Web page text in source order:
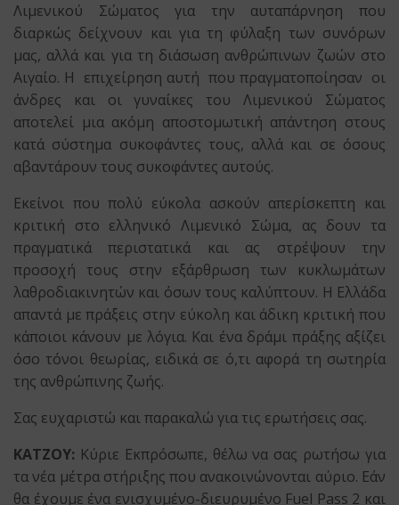
Λιμενικού Σώματος για την αυταπάρνηση που
διαρκώς δείχνουν και για τη φύλαξη των συνόρων
μας, αλλά και για τη διάσωση ανθρώπινων ζωών στο
Αιγαίο. Η επιχείρηση αυτή που πραγματοποίησαν οι
άνδρες και οι γυναίκες του Λιμενικού Σώματος
αποτελεί μια ακόμη αποστομωτική απάντηση στους
κατά σύστημα συκοφάντες τους, αλλά και σε όσους
αβαντάρουν τους συκοφάντες αυτούς.
Εκείνοι που πολύ εύκολα ασκούν απερίσκεπτη και
κριτική στο ελληνικό Λιμενικό Σώμα, ας δουν τα
πραγματικά περιστατικά και ας στρέψουν την
προσοχή τους στην εξάρθρωση των κυκλωμάτων
λαθροδιακινητών και όσων τους καλύπτουν. Η Ελλάδα
απαντά με πράξεις στην εύκολη και άδικη κριτική που
κάποιοι κάνουν με λόγια. Και ένα δράμι πράξης αξίζει
όσο τόνοι θεωρίας, ειδικά σε ό,τι αφορά τη σωτηρία
της ανθρώπινης ζωής.
Σας ευχαριστώ και παρακαλώ για τις ερωτήσεις σας.
KATZOY: Κύριε Εκπρόσωπε, θέλω να σας ρωτήσω για
τα νέα μέτρα στήριξης που ανακοινώνονται αύριο. Εάν
θα έχουμε ένα ενισχυμένο-διευρυμένο Fuel Pass 2 και